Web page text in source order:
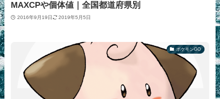
MAXCPや個体値｜全国都道府県別
2016年9月19日 2019年5月5日
ポケモンGO